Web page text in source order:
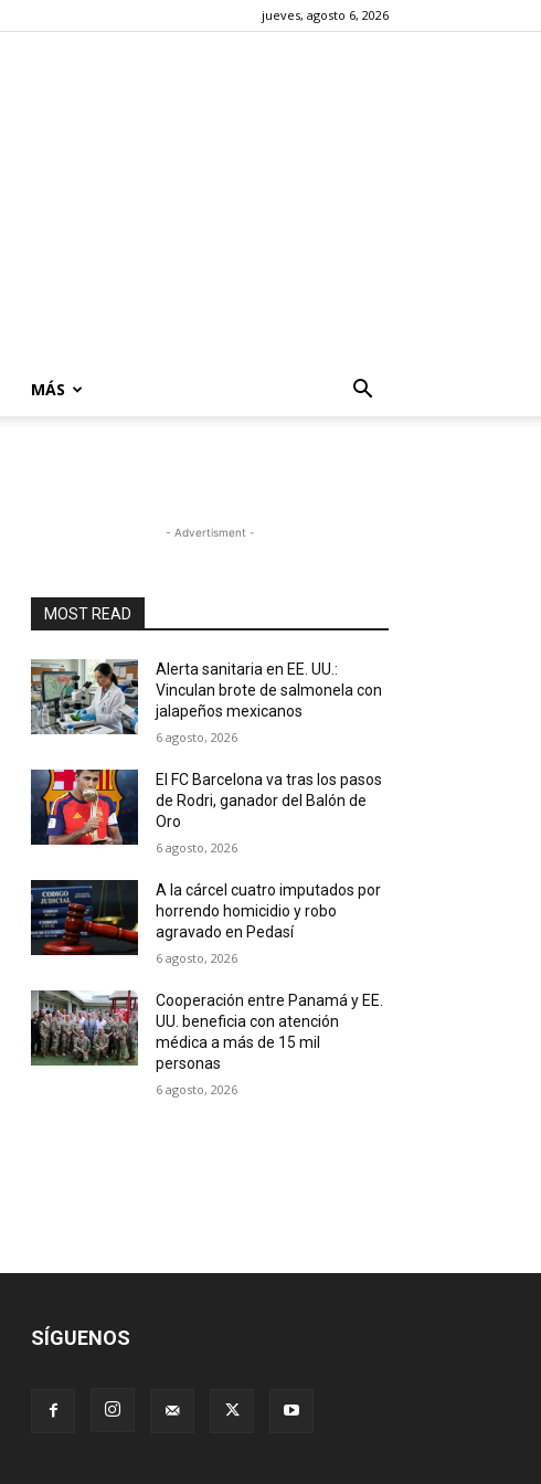
jueves, agosto 6, 2026
MÁS
- Advertisment -
MOST READ
Alerta sanitaria en EE. UU.:
Vinculan brote de salmonela con
jalapeños mexicanos
6 agosto, 2026
El FC Barcelona va tras los pasos
de Rodri, ganador del Balón de
Oro
6 agosto, 2026
A la cárcel cuatro imputados por
horrendo homicidio y robo
agravado en Pedasí
6 agosto, 2026
Cooperación entre Panamá y EE.
UU. beneficia con atención
médica a más de 15 mil
personas
6 agosto, 2026
SÍGUENOS